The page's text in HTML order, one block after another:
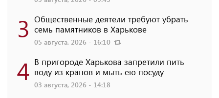
3 Общественные деятели требуют убрать
семь памятников в Харькове
05 августа, 2026 - 16:10
4 В пригороде Харькова запретили пить
воду из кранов и мыть ею посуду
03 августа, 2026 - 14:18